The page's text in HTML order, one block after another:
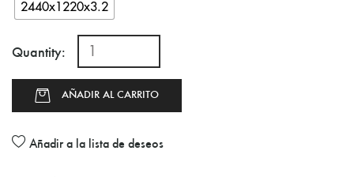
2440x1220x3.2
Quantity:
AÑADIR AL CARRITO
Añadir a la lista de deseos